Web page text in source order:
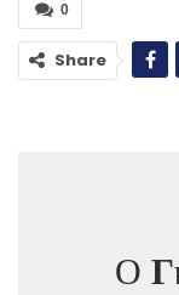
0
Share
Ο